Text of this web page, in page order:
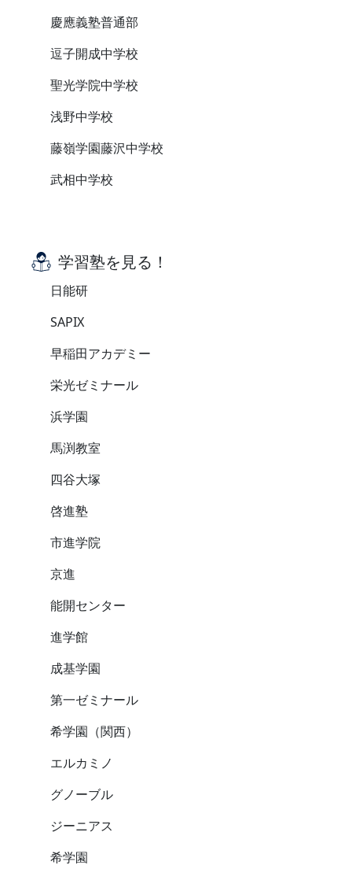
慶應義塾普通部
逗子開成中学校
聖光学院中学校
浅野中学校
藤嶺学園藤沢中学校
武相中学校
学習塾を見る！
日能研
SAPIX
早稲田アカデミー
栄光ゼミナール
浜学園
馬渕教室
四谷大塚
啓進塾
市進学院
京進
能開センター
進学館
成基学園
第一ゼミナール
希学園（関西）
エルカミノ
グノーブル
ジーニアス
希学園